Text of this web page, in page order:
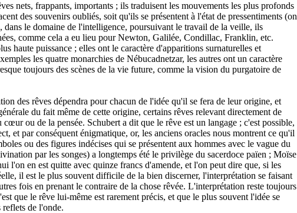
nets, frappants, importants ; ils traduisent les mouvements les plus profonds
des souvenirs oubliés, soit qu'ils se présentent à l'état de pressentiments (on
le domaine de l'intelligence, poursuivant le travail de la veille, ils
comme cela a eu lieu pour Newton, Galilée, Condillac, Franklin, etc.
haute puissance ; elles ont le caractère d'apparitions surnaturelles et
les quatre monarchies de Nébucadnetzar, les autres ont un caractère
toujours des scènes de la vie future, comme la vision du purgatoire de
des rêves dépendra pour chacun de l'idée qu'il se fera de leur origine, et
du fait même de cette origine, certains rêves relevant directement de
ou de la pensée. Schubert a dit que le rêve est un langage ; c'est possible,
et par conséquent énigmatique, or, les anciens oracles nous montrent ce qu'il
ou des figures indécises qui se présentent aux hommes avec le vague du
par les songes) a longtemps été le privilège du sacerdoce païen ; Moïse
l'on en est quitte avec quinze francs d'amende, et l'on peut dire que, si les
il est le plus souvent difficile de la bien discerner, l'interprétation se faisant
fois en prenant le contraire de la chose rêvée. L'interprétation reste toujours
que le rêve lui-même est rarement précis, et que le plus souvent l'idée se
reflets de l'onde.